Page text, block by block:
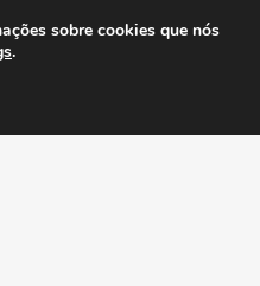
sobre cookies que nós
.